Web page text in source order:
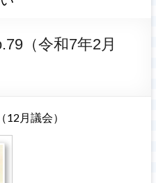
（令和7年2月
月議会）